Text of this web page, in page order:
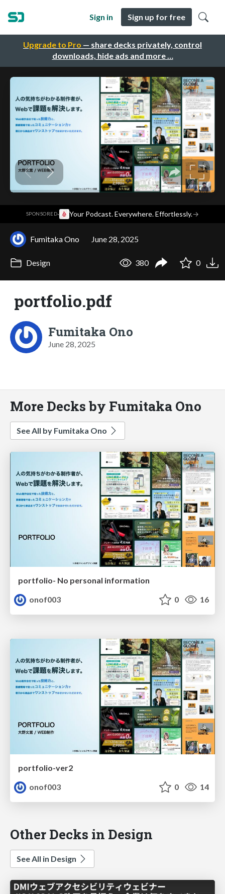
Upgrade to Pro — share decks privately, control
downloads, hide ads and more …
Sign in Sign up for free
SPONSORED· Your Podcast. Everywhere. Effortlessly.→
Fumitaka Ono June 28, 2025
Design 380 0
portfolio.pdf
Fumitaka Ono
June 28, 2025
More Decks by Fumitaka Ono
See All by Fumitaka Ono
portfolio- No personal information
onof003
0 16
portfolio-ver2
onof003
0 14
Other Decks in Design
See All in Design